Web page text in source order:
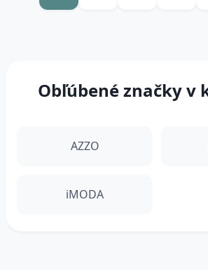
Obľúbené značky v
AZZO
iMODA